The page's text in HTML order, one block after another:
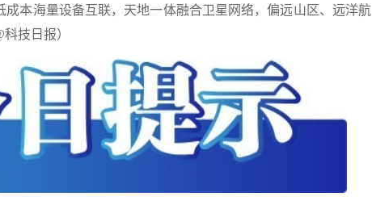
成本海量设备互联，天地一体融合卫星网络，偏远山区、远洋航
技日报）